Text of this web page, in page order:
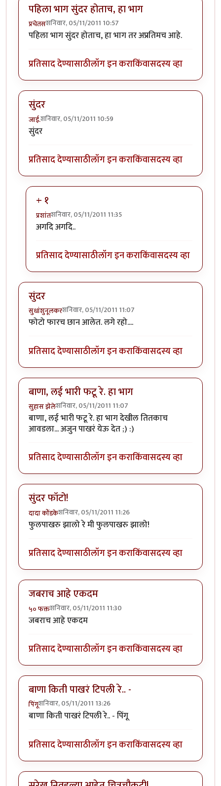
पहिला भाग सुंदर होताच, हा भाग
प्रचेतसशनिवार, 05/11/2011 10:57
पहिला भाग सुंदर होताच, हा भाग तर अप्रतिमच आहे.
प्रतिसाद देण्यासाठीलॉग इन कराकिंवासदस्य व्हा
सुंदर
जाई.शनिवार, 05/11/2011 10:59
सुंदर
प्रतिसाद देण्यासाठीलॉग इन कराकिंवासदस्य व्हा
+ १
प्रशांतशनिवार, 05/11/2011 11:35
In reply toसुंदर
अगदि अगदि..
प्रतिसाद देण्यासाठीलॉग इन कराकिंवासदस्य व्हा
सुंदर
सुधांशुनूलकरशनिवार, 05/11/2011 11:07
फोटो फारच छान आलेत. लगे रहो....
प्रतिसाद देण्यासाठीलॉग इन कराकिंवासदस्य व्हा
बाणा, लई भारी फटू रे. हा भाग
सुहास झेलेशनिवार, 05/11/2011 11:07
बाणा, लई भारी फटू रे. हा भाग देखील तितकाच
आवडला... अजुन पाखरं येऊ देत ;) :)
प्रतिसाद देण्यासाठीलॉग इन कराकिंवासदस्य व्हा
सुंदर फॉटो!
दादा कोंडकेशनिवार, 05/11/2011 11:26
फुलपाखरु झालो रे मी फुलपाखरु झालो!
प्रतिसाद देण्यासाठीलॉग इन कराकिंवासदस्य व्हा
जबराच आहे एकदम
५० फक्तशनिवार, 05/11/2011 11:30
जबराच आहे एकदम
प्रतिसाद देण्यासाठीलॉग इन कराकिंवासदस्य व्हा
बाणा किती पाखरं टिपली रे.. -
पिंगूशनिवार, 05/11/2011 13:26
बाणा किती पाखरं टिपली रे.. - पिंगू
प्रतिसाद देण्यासाठीलॉग इन कराकिंवासदस्य व्हा